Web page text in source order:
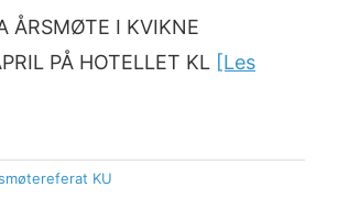
ÅRSMØTE I KVIKNE
PÅ HOTELLET KL [Les
KU